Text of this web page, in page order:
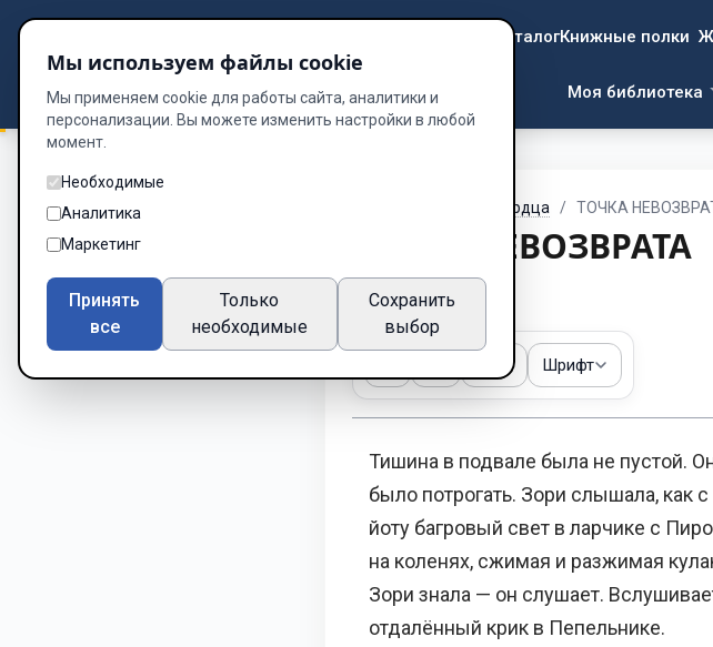
DzenWay Библиотека
КаталогКнижные полки
Моя библиотека
Клинки и стальные сердца / ТОЧКА
ТОЧКА НЕВОЗВРАТА
Глава 6 из 10
Тема Шрифт
Тишина в подвале была не пустой.
было потрогать. Зори слышала, как
йоту багровый свет в ларчике с
на коленях, сжимая и разжимая
Зори знала — он слушает.
отдалённый крик в Пепельнике.
Мы используем файлы cookie
Мы применяем cookie для работы сайта, аналитики и
персонализации. Вы можете изменить настройки в любой
момент.
Необходимые
Аналитика
Маркетинг
Принять
все
Только
необходимые
Сохранить
выбор